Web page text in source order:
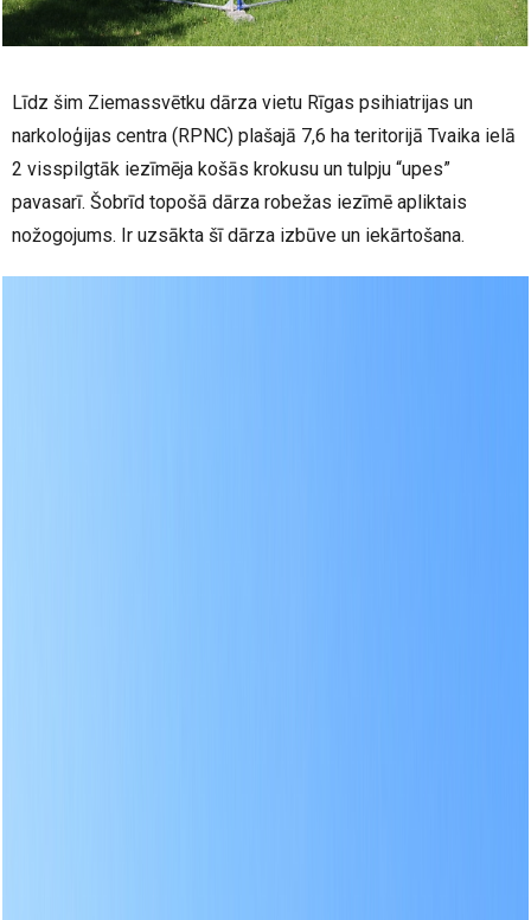
Līdz šim Ziemassvētku dārza vietu Rīgas psihiatrijas un
narkoloģijas centra (RPNC) plašajā 7,6 ha teritorijā Tvaika ielā
2 visspilgtāk iezīmēja košās krokusu un tulpju “upes”
pavasarī. Šobrīd topošā dārza robežas iezīmē apliktais
nožogojums. Ir uzsākta šī dārza izbūve un iekārtošana.